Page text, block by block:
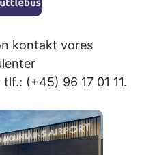
kontakt vores
tlf.: (+45) 96 17 01 11.